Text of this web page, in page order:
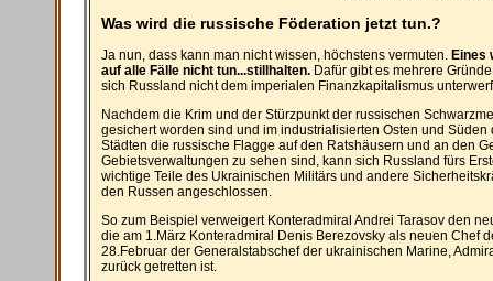
Was wird die russische Föderation jetzt tun.?
Ja nun, dass kann man nicht wissen, höchstens vermuten. Eines
auf alle Fälle nicht tun...stillhalten. Dafür gibt es mehrere
sich Russland nicht dem imperialen Finanzkapitalismus
Nachdem die Krim und der Stürzpunkt der russischen
gesichert worden sind und im industrialisierten Osten und
Städten die russische Flagge auf den Ratshäusern und an den
Gebietsverwaltungen zu sehen sind, kann sich Russland fürs
wichtige Teile des Ukrainischen Militärs und andere
den Russen angeschlossen.
So zum Beispiel verweigert Konteradmiral Andrei Tarasov den
die am 1.März Konteradmiral Denis Berezovsky als neuen Chef
28.Februar der Generalstabschef der ukrainischen Marine,
zurück getretten ist.